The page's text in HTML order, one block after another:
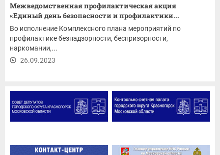
Межведомственная профилактическая акция
«Единый день безопасности и профилактики...
Во исполнение Комплексного плана мероприятий по
профилактике безнадзорности, беспризорности,
наркомании,...
26.09.2023